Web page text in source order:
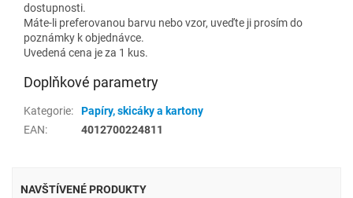
dostupnosti.
Máte-li preferovanou barvu nebo vzor, uveďte ji prosím do
poznámky k objednávce.
Uvedená cena je za 1 kus.
Doplňkové parametry
Kategorie:
Papíry, skicáky a kartony
EAN: 4012700224811
NAVŠTÍVENÉ PRODUKTY